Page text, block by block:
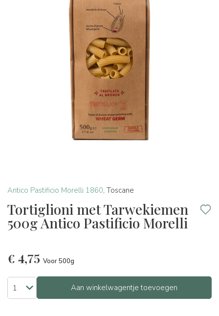
Antico Pastificio Morelli 1860, Toscane
Tortiglioni met Tarwekiemen
500g Antico Pastificio Morelli
€ 4,75 Voor 500g
Aan winkelwagentje toevoegen